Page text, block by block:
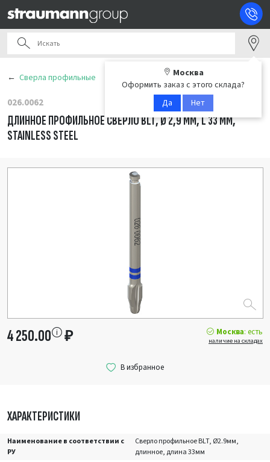
Москва
Оформить заказ с этого склада?
Да
Нет
Сверла профильные
026.0062
ДЛИННОЕ ПРОФИЛЬНОЕ СВЕРЛО BLT, Ø 2,9 ММ, L 33 ММ,
STAINLESS STEEL
ХАРАКТЕРИСТИКИ
Наименование в соответствии с
РУ
Сверло профильное BLT, Ø2.9мм,
длинное, длина 33мм
4 250.00 ₽ Москва: есть
наличие на складах